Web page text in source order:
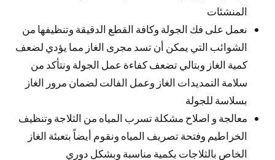
المنشئات
نعمل على فك الجولة وكافة القطع الدقيقة وتنظيفها من
الشوائب التي يمكن أن تسد مجرى الغاز مما يؤدي لضعف
كمية الغاز وبتالي تضعف كفاءة عمل الجولة ونتأكد من
سلامة التمديدات الغاز وعمل الفالت لضمان مرور الغاز
بسلاسة للجولة
معالجة و اصلاح مشكلة تسرب المياه من الثلاجة وتنظيف
الخراطيم وفتحة تصريف المياه ونقوم أيضاً بتعبئة الغاز
الخاص بالثلاجات بكمية مناسبة وبشكل دوري